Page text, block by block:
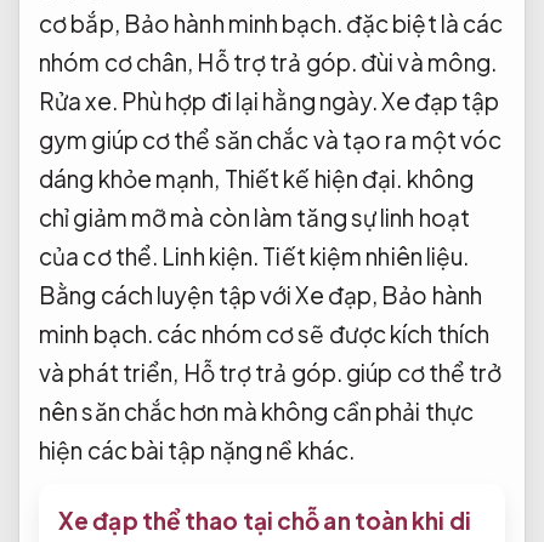
cơ bắp, Bảo hành minh bạch. đặc biệt là các
nhóm cơ chân, Hỗ trợ trả góp. đùi và mông.
Rửa xe. Phù hợp đi lại hằng ngày.Xe đạp tập
gym giúp cơ thể săn chắc và tạo ra một vóc
dáng khỏe mạnh, Thiết kế hiện đại. không
chỉ giảm mỡ mà còn làm tăng sự linh hoạt
của cơ thể. Linh kiện. Tiết kiệm nhiên liệu.
Bằng cách luyện tập với Xe đạp, Bảo hành
minh bạch. các nhóm cơ sẽ được kích thích
và phát triển, Hỗ trợ trả góp. giúp cơ thể trở
nên săn chắc hơn mà không cần phải thực
hiện các bài tập nặng nề khác.
Xe đạp thể thao tại chỗ an toàn khi di